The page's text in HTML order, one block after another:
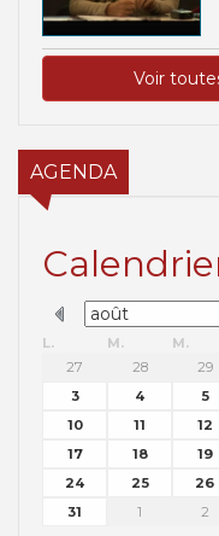
Voir
AGENDA
L. M. M.
27
28 29
3
4 5
10
11 12
17
18 19
24
25 26
31
1 2